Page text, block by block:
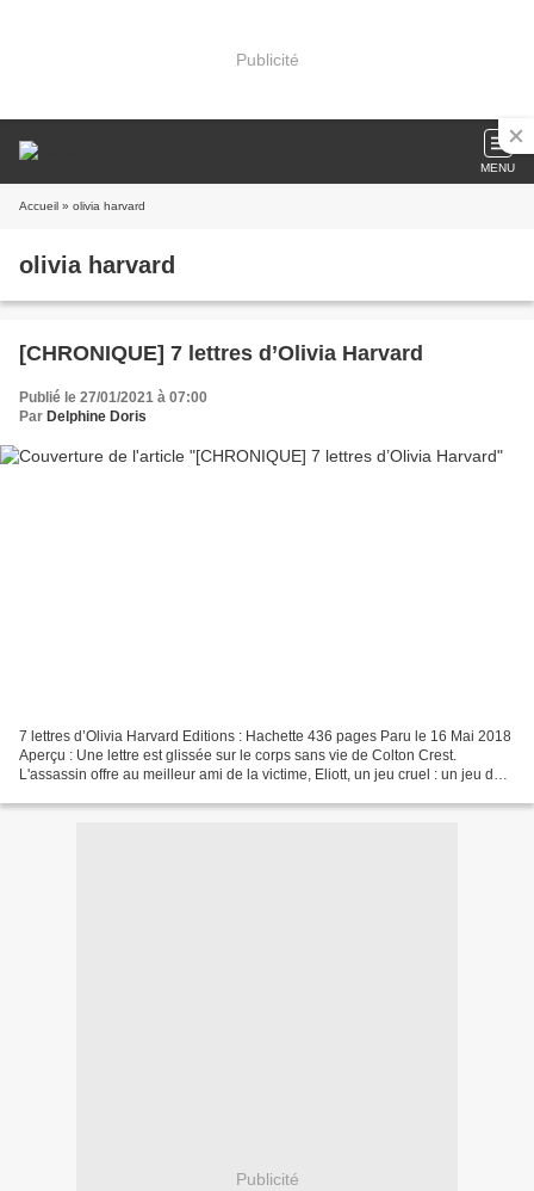
Publicité
MENU
Accueil » olivia harvard
olivia harvard
[CHRONIQUE] 7 lettres d’Olivia Harvard
Publié le 27/01/2021 à 07:00
Par Delphine Doris
7 lettres d’Olivia Harvard Editions : Hachette 436 pages Paru le 16 Mai 2018
Aperçu : Une lettre est glissée sur le corps sans vie de Colton Crest.
L'assassin offre au meilleur ami de la victime, Eliott, un jeu cruel : un jeu de
Publicité